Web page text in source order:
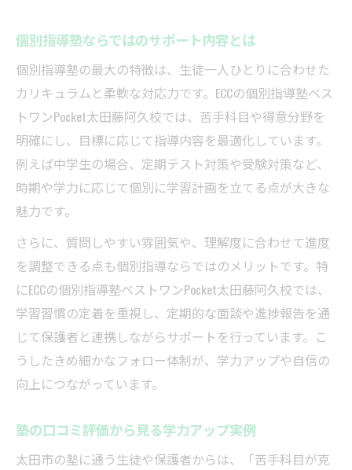
個別指導塾ならではのサポート内容とは
個別指導塾の最大の特徴は、生徒一人ひとりに合わせた
カリキュラムと柔軟な対応力です。ECCの個別指導塾ベス
トワンPocket太田藤阿久校では、苦手科目や得意分野を
明確にし、目標に応じて指導内容を最適化しています。
例えば中学生の場合、定期テスト対策や受験対策など、
時期や学力に応じて個別に学習計画を立てる点が大きな
魅力です。
さらに、質問しやすい雰囲気や、理解度に合わせて進度
を調整できる点も個別指導ならではのメリットです。特
にECCの個別指導塾ベストワンPocket太田藤阿久校では、
学習習慣の定着を重視し、定期的な面談や進捗報告を通
じて保護者と連携しながらサポートを行っています。こ
うしたきめ細かなフォロー体制が、学力アップや自信の
向上につながっています。
塾の口コミ評価から見る学力アップ実例
太田市の塾に通う生徒や保護者からは、「苦手科目が克